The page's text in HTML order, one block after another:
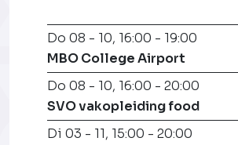
Do 08 - 10, 16:00 - 19:00
MBO College Airport
Do 08 - 10, 16:00 - 20:00
SVO vakopleiding food
Di 03 - 11, 15:00 - 20:00